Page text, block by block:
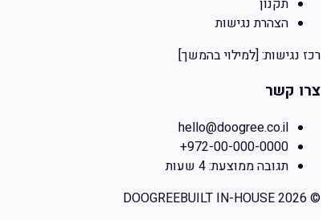
הצהרת נגישות
רכז נגישות: [למילוי בהמשך]
צרו קשר
hello@doogree.co.il
+972-00-000-0000
תגובה ממוצעת:4 שעות
©
2026
DOOGREEBUILT IN-HOUSE